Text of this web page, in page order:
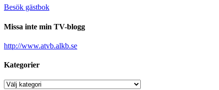
Besök gästbok
Missa inte min TV-blogg
http://www.atvb.alkb.se
Kategorier
Kategorier